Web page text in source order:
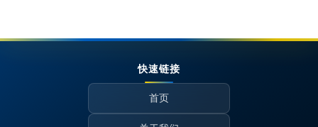
快速链接
首页